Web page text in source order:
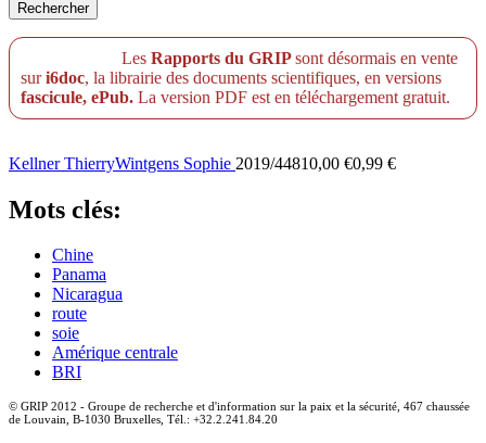
Les Rapports du GRIPsont désormais en vente
suri6doc, la librairie des documents scientifiques, en versions
fascicule, ePub. La version PDF est en téléchargement gratuit.
Kellner ThierryWintgens Sophie 2019/44810,00 €0,99 €
Mots clés:
Chine
Panama
Nicaragua
route
soie
Amérique centrale
BRI
© GRIP 2012 - Groupe de recherche et d'information sur la paix et la sécurité, 467 chaussée
de Louvain, B-1030 Bruxelles, Tél.: +32.2.241.84.20